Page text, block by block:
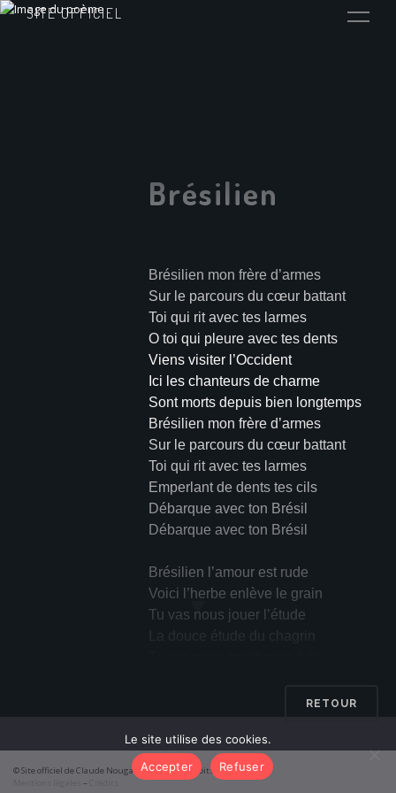
SITE OFFICIEL
Brésilien
Brésilien mon frère d’armes
Sur le parcours du cœur battant
Toi qui rit avec tes larmes
O toi qui pleure avec tes dents
Viens visiter l’Occident
Ici les chanteurs de charme
Sont morts depuis bien longtemps
Brésilien mon frère d’armes
Sur le parcours du cœur battant
Toi qui rit avec tes larmes
Emperlant de dents tes cils
Débarque avec ton Brésil
Débarque avec ton Brésil
Brésilien l’amour est rude
Voici l’herbe enlève le grain
Tu vas nous jouer l’étude
La douce étude du chagrin
Voici l’herbe enlève le grain
Ta guitare plénitude
Caresse-lui le nombril
▼
RETOUR
© Site officiel de Claude Nougaro 2026 – Tous droits réservés
–
Le site utilise des cookies.
Accepter
Refuser